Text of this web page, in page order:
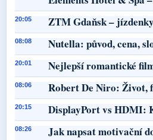
20:05 ZTM Gdaňsk –
08:08 Nutella: původ, cena,
20:01 Nejlepší romantické
08:06 Robert De Niro: Život,
20:15 DisplayPort vs HDMI:
08:26 Jak napsat motivační